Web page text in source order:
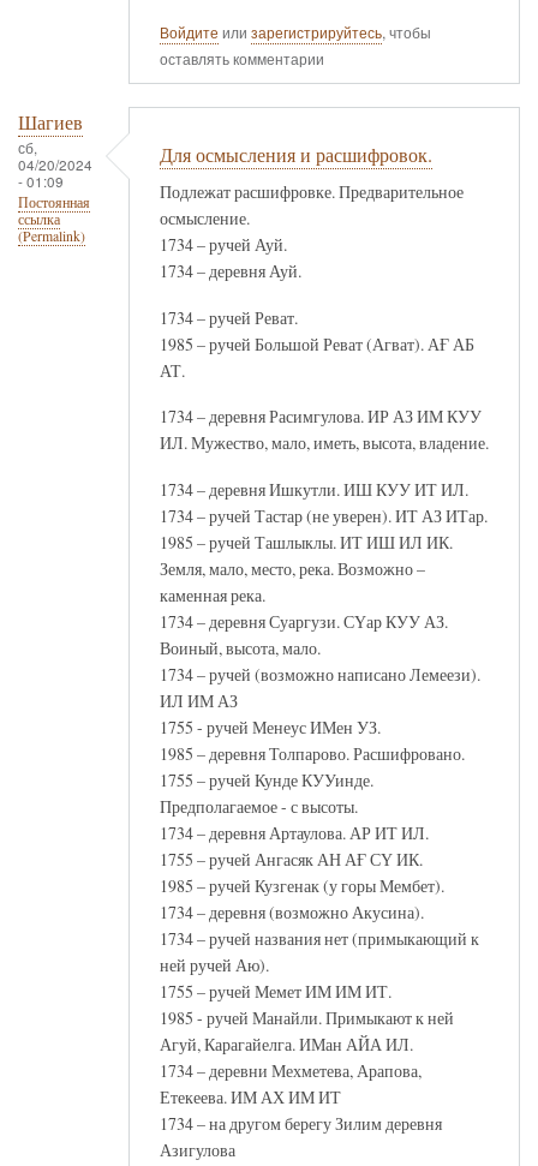
Войдите или зарегистрируйтесь, чтобы
оставлять комментарии
Шагиев
сб,
04/20/2024
- 01:09
Постоянная
ссылка
(Permalink)
Для осмысления и расшифровок.
Подлежат расшифровке. Предварительное
осмысление.
1734 – ручей Ауй.
1734 – деревня Ауй.
1734 – ручей Реват.
1985 – ручей Большой Реват (Агват). АҒ АБ
АТ.
1734 – деревня Расимгулова. ИР АЗ ИМ КУУ
ИЛ. Мужество, мало, иметь, высота, владение.
1734 – деревня Ишкутли. ИШ КУУ ИТ ИЛ.
1734 – ручей Тастар (не уверен). ИТ АЗ ИТар.
1985 – ручей Ташлыклы. ИТ ИШ ИЛ ИК.
Земля, мало, место, река. Возможно –
каменная река.
1734 – деревня Суаргузи. СҮар КУУ АЗ.
Воиный, высота, мало.
1734 – ручей (возможно написано Лемеези).
ИЛ ИМ АЗ
1755 - ручей Менеус ИМен УЗ.
1985 – деревня Толпарово. Расшифровано.
1755 – ручей Кунде КУУинде.
Предполагаемое - с высоты.
1734 – деревня Артаулова. АР ИТ ИЛ.
1755 – ручей Ангасяк АН АҒ СҮ ИК.
1985 – ручей Кузгенак (у горы Мембет).
1734 – деревня (возможно Акусина).
1734 – ручей названия нет (примыкающий к
ней ручей Аю).
1755 – ручей Мемет ИМ ИМ ИТ.
1985 - ручей Манайли. Примыкают к ней
Агуй, Карагайелга. ИМан АЙА ИЛ.
1734 – деревни Мехметева, Арапова,
Етекеева. ИМ АХ ИМ ИТ
1734 – на другом берегу Зилим деревня
Азигулова